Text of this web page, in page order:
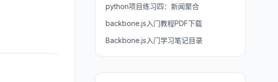
python项目练习四：新闻聚合
backbone.js入门教程PDF下载
Backbone.js入门学习笔记目录